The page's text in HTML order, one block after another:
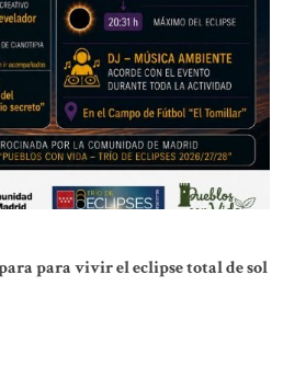
para vivir el eclipse total de sol